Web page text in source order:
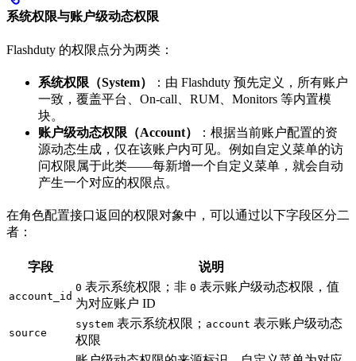
系统权限与账户级动态权限
Flashduty 的权限点分为两类：
系统权限（System）
：由 Flashduty 预先定义，所有账户
一致，覆盖平台、On-call、RUM、Monitors 等内置模
块。
账户级动态权限（Account）
：根据当前账户配置的资
源动态生成，仅在该账户内可见。例如自定义菜单的访
问权限属于此类——每新增一个自定义菜单，就会自动
产生一个对应的权限点。
在角色配置接口返回的权限对象中，可以通过以下字段区分二
者：
字段 说明
account_id
0 表示系统权限；非 0 表示账户级动态权限，值
为对应账户 ID
source
system 表示系统权限； account 表示账户级动态
权限